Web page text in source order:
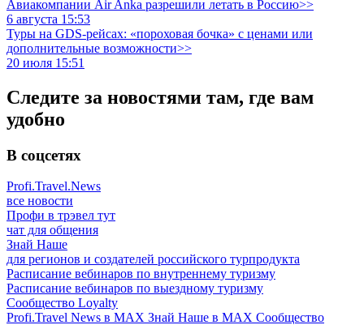
Авиакомпании Air Anka разрешили летать в Россию>>
6 августа 15:53
Туры на GDS-рейсах: «пороховая бочка» с ценами или
дополнительные возможности>>
20 июля 15:51
Следите за новостями там, где вам
удобно
В соцсетях
Profi.Travel.News
все новости
Профи в трэвел тут
чат для общения
Знай Наше
для регионов и создателей российского турпродукта
Расписание вебинаров по внутреннему туризму
Расписание вебинаров по выездному туризму
Сообщество Loyalty
Profi.Travel News в MAX Знай Наше в MAX Сообщество